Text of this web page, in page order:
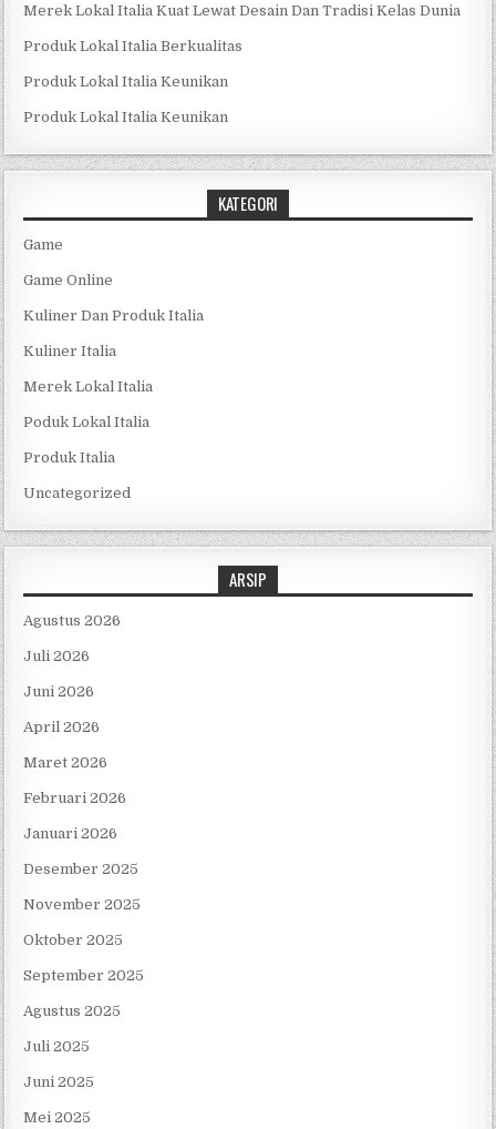
Merek Lokal Italia Kuat Lewat Desain Dan Tradisi Kelas Dunia
Produk Lokal Italia Berkualitas
Produk Lokal Italia Keunikan
Produk Lokal Italia Keunikan
KATEGORI
Game
Game Online
Kuliner Dan Produk Italia
Kuliner Italia
Merek Lokal Italia
Poduk Lokal Italia
Produk Italia
Uncategorized
ARSIP
Agustus 2026
Juli 2026
Juni 2026
April 2026
Maret 2026
Februari 2026
Januari 2026
Desember 2025
November 2025
Oktober 2025
September 2025
Agustus 2025
Juli 2025
Juni 2025
Mei 2025